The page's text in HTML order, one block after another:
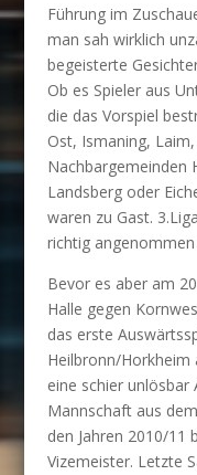
Führung im
man sah wirklich
begeisterte
Ob es Spieler aus
die das Vorspiel
Ost, Ismaning,
Nachbargemeinden
Landsberg oder
waren zu Gast.
richtig
Bevor es aber am
Halle gegen
das erste
Heilbronn/Horkheim
eine schier unlösbar
Mannschaft aus
den Jahren 2010/11
Vizemeister. Letzte